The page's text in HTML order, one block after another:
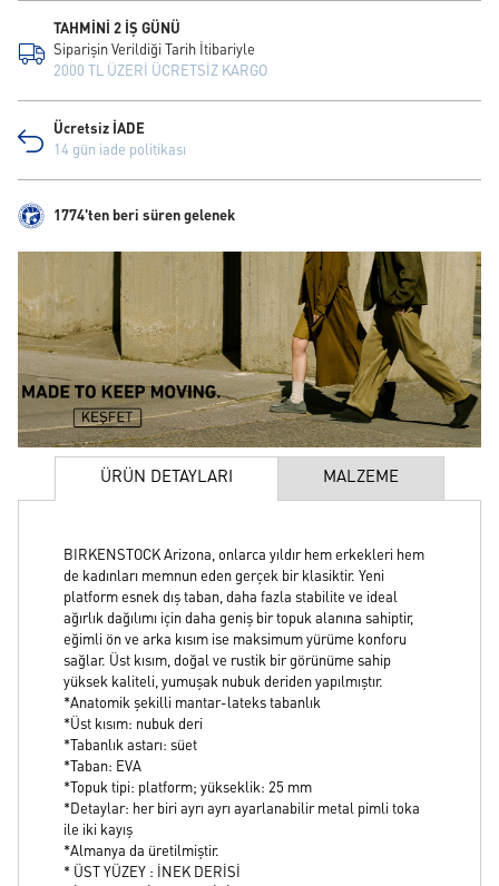
TAHMİNİ 2 İŞ GÜNÜ
Siparişin Verildiği Tarih İtibariyle
2000 TL ÜZERİ ÜCRETSİZ KARGO
Ücretsiz İADE
14 gün iade politikası
1774'ten beri süren gelenek
ÜRÜN DETAYLARI MALZEME
BIRKENSTOCK Arizona, onlarca yıldır hem erkekleri hem
de kadınları memnun eden gerçek bir klasiktir. Yeni
platform esnek dış taban, daha fazla stabilite ve ideal
ağırlık dağılımı için daha geniş bir topuk alanına sahiptir,
eğimli ön ve arka kısım ise maksimum yürüme konforu
sağlar. Üst kısım, doğal ve rustik bir görünüme sahip
yüksek kaliteli, yumuşak nubuk deriden yapılmıştır.
*Anatomik şekilli mantar-lateks tabanlık
*Üst kısım: nubuk deri
*Tabanlık astarı: süet
*Taban: EVA
*Topuk tipi: platform; yükseklik: 25 mm
*Detaylar: her biri ayrı ayrı ayarlanabilir metal pimli toka
ile iki kayış
*Almanya da üretilmiştir.
* ÜST YÜZEY : İNEK DERİSİ